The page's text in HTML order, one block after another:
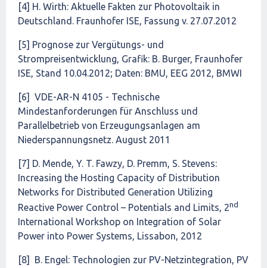
[4] H. Wirth: Aktuelle Fakten zur Photovoltaik in
Deutschland. Fraunhofer ISE, Fassung v. 27.07.2012
[5] Prognose zur Vergütungs- und
Strompreisentwicklung, Grafik: B. Burger, Fraunhofer
ISE, Stand 10.04.2012; Daten: BMU, EEG 2012, BMWI
[6] VDE-AR-N 4105 - Technische
Mindestanforderungen für Anschluss und
Parallelbetrieb von Erzeugungsanlagen am
Niederspannungsnetz. August 2011
[7] D. Mende, Y. T. Fawzy, D. Premm, S. Stevens:
Increasing the Hosting Capacity of Distribution
Networks for Distributed Generation Utilizing
Reactive Power Control – Potentials and Limits, 2nd
International Workshop on Integration of Solar
Power into Power Systems, Lissabon, 2012
[8] B. Engel: Technologien zur PV-Netzintegration, PV